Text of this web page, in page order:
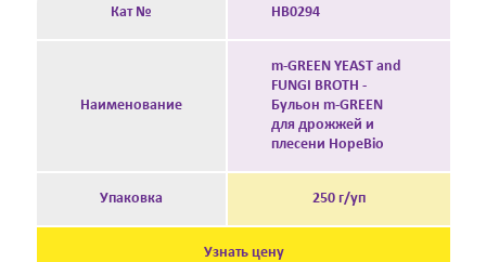
Кат № HB0294
Наименование
m-GREEN YEAST and
FUNGI BROTH -
Бульон m-GREEN
для дрожжей и
плесени HopeBio
Упаковка 250 г/уп
Узнать цену